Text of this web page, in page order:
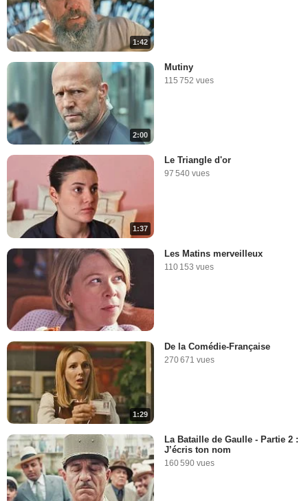
1:42
2:00
Mutiny
115 752 vues
1:37
Le Triangle d'or
97 540 vues
Les Matins merveilleux
110 153 vues
1:29
De la Comédie-Française
270 671 vues
La Bataille de Gaulle - Partie 2 :
J’écris ton nom
160 590 vues